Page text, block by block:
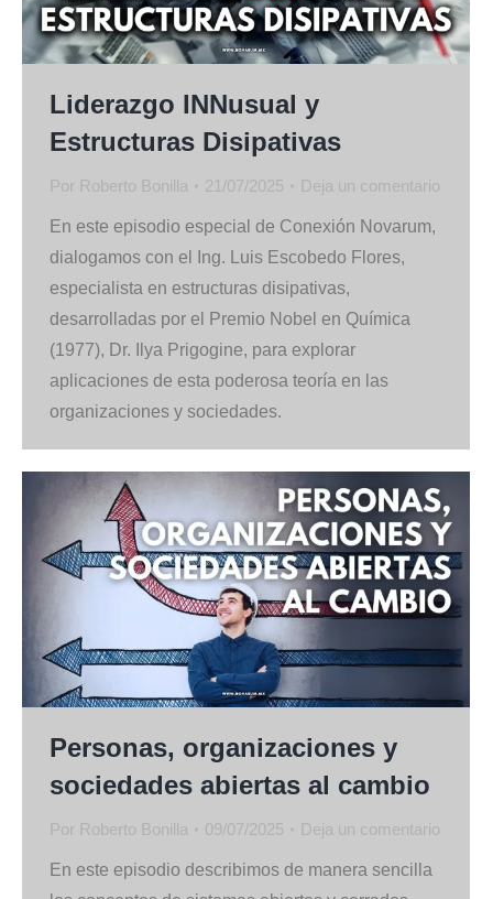
Liderazgo INNusual y
Estructuras Disipativas
Por Roberto Bonilla 21/07/2025 Deja un comentario
En este episodio especial de Conexión Novarum,
dialogamos con el Ing. Luis Escobedo Flores,
especialista en estructuras disipativas,
desarrolladas por el Premio Nobel en Química
(1977), Dr. Ilya Prigogine, para explorar
aplicaciones de esta poderosa teoría en las
organizaciones y sociedades.
Personas, organizaciones y
sociedades abiertas al cambio
Por Roberto Bonilla 09/07/2025 Deja un comentario
En este episodio describimos de manera sencilla